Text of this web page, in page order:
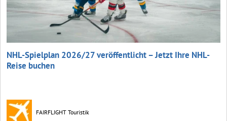
NHL-Spielplan 2026/27 veröffentlicht – Jetzt Ihre NHL-
Reise buchen
FAIRFLIGHT Touristik